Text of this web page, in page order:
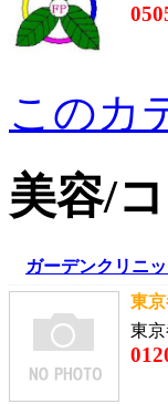
このカ
美容/
ガーデンクリニ
東
東